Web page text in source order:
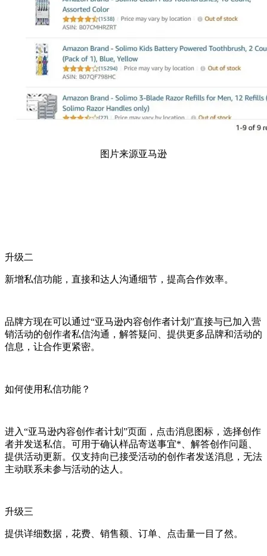
图片来源亚马逊
升级二
新增私信功能，直接和达人沟通细节，提高合作效率。
品牌方现在可以通过“亚马逊内容创作者计划”直接与已加入营
销活动的创作者私信沟通，解答疑问、提供更多品牌和活动的
信息，让合作更紧密。
如何使用私信功能？
进入“亚马逊内容创作者计划”页面，点击消息图标，选择创作
者并发送私信。可用于确认样品寄送事宜*、解答创作问题、
提供活动更新。仅支持向已接受活动的创作者发送消息，无法
主动联系未参与活动的达人。
升级三
提供详细数据，花费、销售额、订单、点击量一目了然。